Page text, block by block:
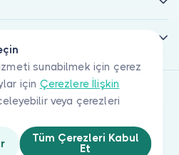
sunabilmek için çerez
için Çerezlere İlişkin
veya çerezleri
Tüm Çerezleri Kabul
Et